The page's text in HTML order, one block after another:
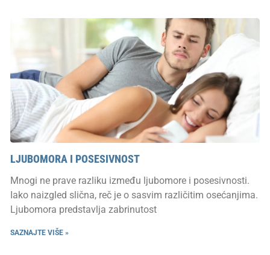
LJUBOMORA I POSESIVNOST
Mnogi ne prave razliku između ljubomore i posesivnosti.
Iako naizgled slična, reč je o sasvim različitim osećanjima.
Ljubomora predstavlja zabrinutost
SAZNAJTE VIŠE »